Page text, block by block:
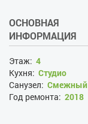
ОСНОВНАЯ
ИНФОРМАЦИЯ
Этаж: 4
Кухня: Студио
Санузел: Смежный
Год ремонта: 2018